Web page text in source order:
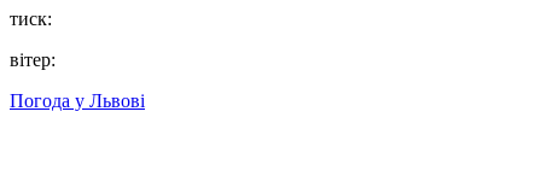
тиск:
вітер:
Погода у Львові